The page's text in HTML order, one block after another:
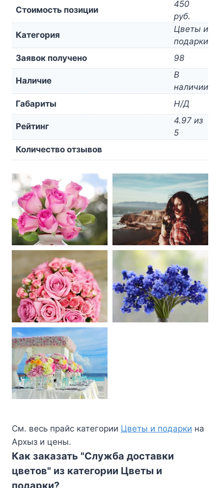
Стоимость позиции
450
руб.
Категория
Цветы и
подарки
Заявок получено
98
Наличие
В
наличии
Габариты
Н/Д
Рейтинг
4.97 из
5
Количество отзывов
См. весь прайс категории Цветы и подарки на
Архыз и цены.
Как заказать "Служба доставки
цветов" из категории Цветы и
подарки?